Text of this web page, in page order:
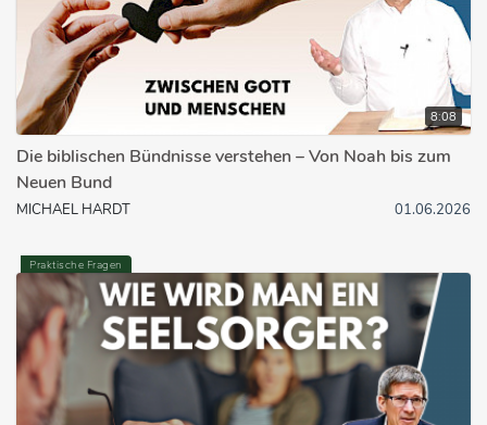
8:08
Die biblischen Bündnisse verstehen – Von Noah bis zum
Neuen Bund
MICHAEL HARDT 01.06.2026
Praktische Fragen